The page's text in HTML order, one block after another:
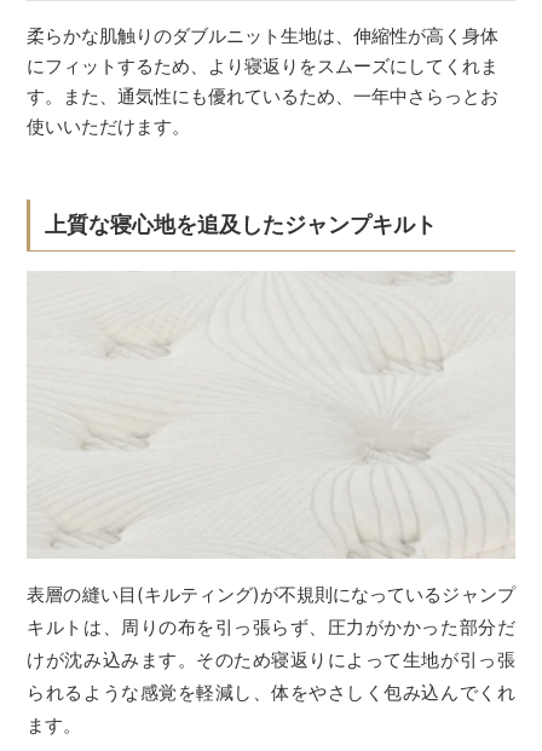
柔らかな肌触りのダブルニット生地は、伸縮性が高く身体
にフィットするため、より寝返りをスムーズにしてくれま
す。また、通気性にも優れているため、一年中さらっとお
使いいただけます。
上質な寝心地を追及したジャンプキルト
表層の縫い目(キルティング)が不規則になっているジャンプ
キルトは、周りの布を引っ張らず、圧力がかかった部分だ
けが沈み込みます。そのため寝返りによって生地が引っ張
られるような感覚を軽減し、体をやさしく包み込んでくれ
ます。